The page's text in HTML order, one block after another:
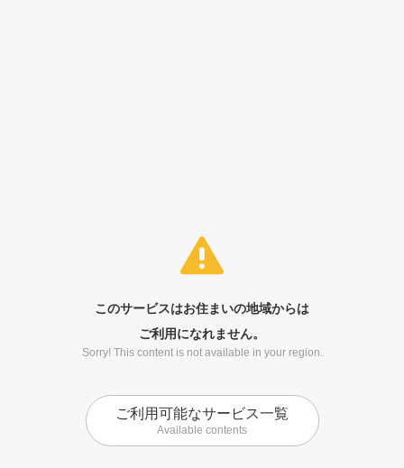
このサービスはお住まいの地域からは
ご利用になれません。
Sorry! This content is not available in your region.
ご利用可能なサービス一覧
Available contents